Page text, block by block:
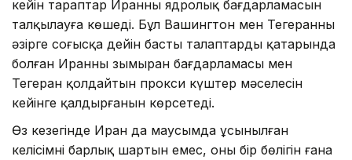
кейін тараптар Иранның ядролық бағдарламасын
талқылауға көшеді. Бұл Вашингтон мен Тегеранның
әзірге соғысқа дейін басты талаптардың қатарында
болған Иранның зымыран бағдарламасы мен
Тегеран қолдайтын прокси күштер мәселесін
кейінге қалдырғанын көрсетеді.
Өз кезегінде Иран да маусымда ұсынылған
келісімнің барлық шартын емес, оның бір бөлігін ғана